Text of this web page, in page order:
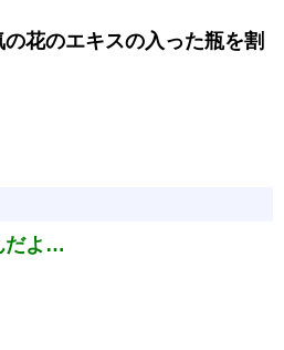
花のエキスの入った瓶を割
だよ…